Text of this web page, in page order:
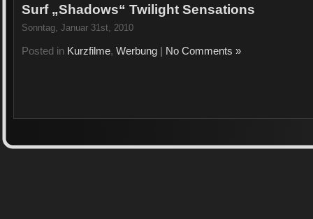
Surf „Shadows“ Twilight Sensations
Sonntag, Januar 31st, 2010
Posted in Kurzfilme, Werbung No Comments »